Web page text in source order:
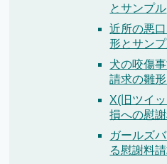
とサンプル
近所の悪
形とサン
犬の咬傷
請求の雛
X(旧ツイ
損への慰
ガールズ
る慰謝料